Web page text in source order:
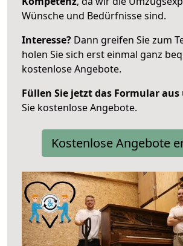
Wünsche und Bedürfnisse sind.
Interesse? Dann greifen Sie zum
holen Sie sich erst einmal ganz
kostenlose Angebote.
Füllen Sie jetzt das Formular aus
Sie kostenlose Angebote.
Kostenlose Angebote